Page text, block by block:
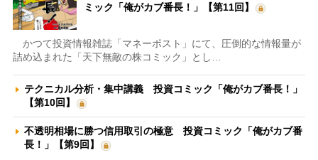
ミック「俺がカブ番長！」【第11回】
かつて投資情報雑誌「マネーポスト」にて、圧倒的な情報量が
詰め込まれた「天下無敵の株コミック」とし…
テクニカル分析・集中講義 投資コミック「俺がカブ番長！」
【第10回】
不透明相場に勝つ信用取引の極意 投資コミック「俺がカブ番
長！」【第9回】